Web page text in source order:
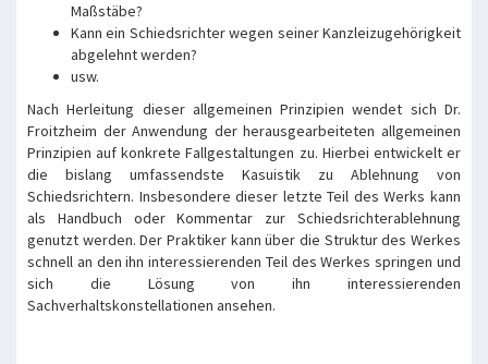
Maßstäbe?
Kann ein Schiedsrichter wegen seiner Kanzleizugehörigkeit
abgelehnt werden?
usw.
Nach Herleitung dieser allgemeinen Prinzipien wendet sich Dr.
Froitzheim der Anwendung der herausgearbeiteten allgemeinen
Prinzipien auf konkrete Fallgestaltungen zu. Hierbei entwickelt er
die bislang umfassendste Kasuistik zu Ablehnung von
Schiedsrichtern. Insbesondere dieser letzte Teil des Werks kann
als Handbuch oder Kommentar zur Schiedsrichterablehnung
genutzt werden. Der Praktiker kann über die Struktur des Werkes
schnell an den ihn interessierenden Teil des Werkes springen und
sich die Lösung von ihn interessierenden
Sachverhaltskonstellationen ansehen.